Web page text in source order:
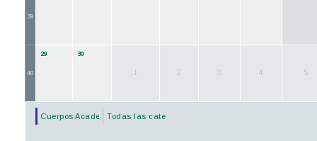
39
40
29 30
2 3 4 5
Cuerpos AcademicosTodas las categorías...